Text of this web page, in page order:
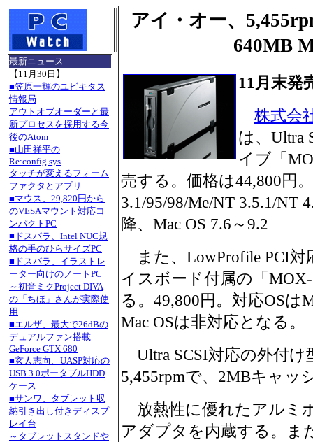
最新ニュース
【11月30日】
■笠原一輝のユビキタス
情報局
アウトオブオーダーと最
新プロセスを採用する今
後のAtom
■山田祥平の
Re:config.sys
タッチが変えるフォーム
ファクタとアプリ
■マウス、29,820円から
のVESAマウント対応コ
ンパクトPC
■ドスパラ、Intel NUC規
格の手のひらサイズPC
■ドスパラ、イラストレ
ーター向けのノートPC
～初音ミクProject DIVA
の「ちほ」さんが実際使
用
■エルザ、最大で26dBの
デュアルファン搭載
GeForce GTX 680
■玄人志向、UASP対応の
USB 3.0ポータブルHDD
ケース
■サンワ、タブレット収
納引き出し付きディスプ
レイ台
～タブレットスタンドや
アイ・オー、
640MB
11月末発
株式会
は、Ultra
イブ「
売する。価格は44,800円
3.1/95/98/Me/NT 3.5.1/NT
降、Mac OS 7.6～9.2
また、LowProfile PCI対
イスボード付属の「
る。49,800円。対応OS
Mac OSは非対応となる。
Ultra SCSI対応の外付け
5,455rpmで、2MBキャッ
放熱性に優れたアルミ
アダプタを内蔵する。ま